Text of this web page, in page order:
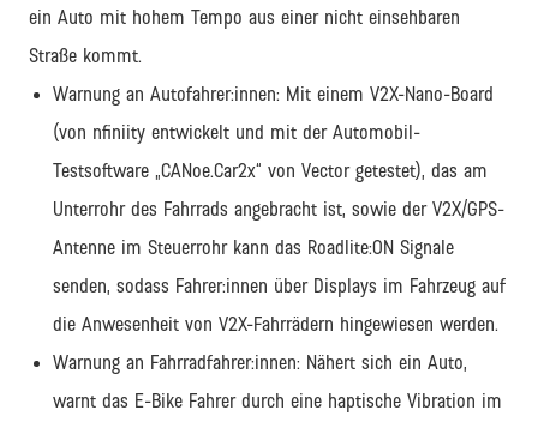
ein Auto mit hohem Tempo aus einer nicht einsehbaren
Straße kommt.
Warnung an Autofahrer:innen: Mit einem V2X-Nano-Board
(von nfiniity entwickelt und mit der Automobil-
Testsoftware „CANoe.Car2x“ von Vector getestet), das am
Unterrohr des Fahrrads angebracht ist, sowie der V2X/GPS-
Antenne im Steuerrohr kann das Roadlite:ON Signale
senden, sodass Fahrer:innen über Displays im Fahrzeug auf
die Anwesenheit von V2X-Fahrrädern hingewiesen werden.
Warnung an Fahrradfahrer:innen: Nähert sich ein Auto,
warnt das E-Bike Fahrer durch eine haptische Vibration im